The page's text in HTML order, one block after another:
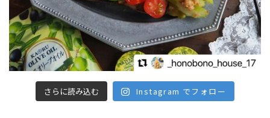
さらに読み込む Instagram でフォロー